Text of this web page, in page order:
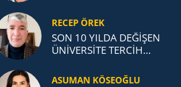
RECEP ÖREK
SON 10 YILDA DEĞİŞEN
ÜNİVERSİTE TERCİH
ASUMAN KÖSEOĞLU